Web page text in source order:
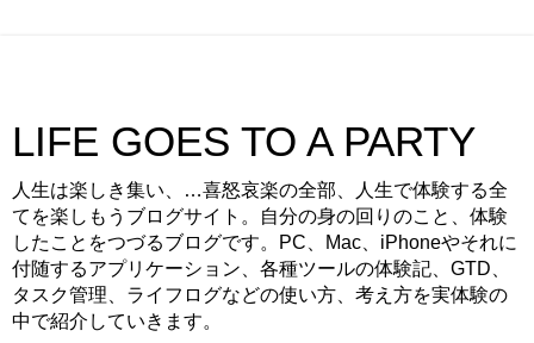
LIFE GOES TO A PARTY
人生は楽しき集い、…喜怒哀楽の全部、人生で体験する全
てを楽しもうブログサイト。自分の身の回りのこと、体験
したことをつづるブログです。PC、Mac、iPhoneやそれに
付随するアプリケーション、各種ツールの体験記、GTD、
タスク管理、ライフログなどの使い方、考え方を実体験の
中で紹介していきます。